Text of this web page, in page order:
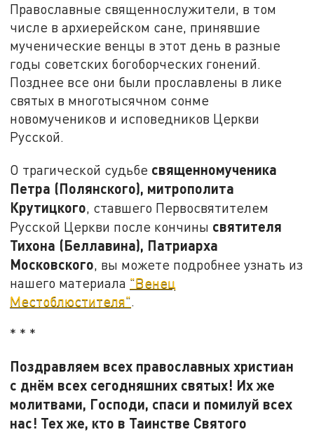
Православные священнослужители, в том
числе в архиерейском сане, принявшие
мученические венцы в этот день в разные
годы советских богоборческих гонений.
Позднее все они были прославлены в лике
святых в многотысячном сонме
новомучеников и исповедников Церкви
Русской.
О трагической судьбе священномученика
Петра (Полянского), митрополита
Крутицкого, ставшего Первосвятителем
Русской Церкви после кончины святителя
Тихона (Беллавина), Патриарха
Московского, вы можете подробнее узнать из
нашего материала "Венец
Местоблюстителя".
* * *
Поздравляем всех православных христиан
с днём всех сегодняшних святых! Их же
молитвами, Господи, спаси и помилуй всех
нас! Тех же, кто в Таинстве Святого